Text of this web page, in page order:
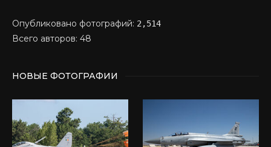
Опубликовано фотографий: 2,514
Всего авторов: 48
НОВЫЕ ФОТОГРАФИИ